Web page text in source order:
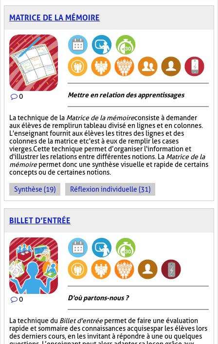
MATRICE DE LA MÉMOIRE
0 Mettre en relation des apprentissages
La technique de la Matrice de la mémoireconsiste à demander
aux élèves de remplir un tableau divisé en lignes et en colonnes.
L'enseignant fournit aux élèves les titres des lignes et des
colonnes de la matrice et c'est à eux de remplir les cases
vierges. Cette technique permet d’organiser l'information et
d'illustrer les relations entre différentes notions. La Matrice de la
mémoirepermet donc une synthèse visuelle et rapide de certains
concepts ou de certaines notions.
Synthèse (19) Réflexion individuelle (31)
BILLET D’ENTRÉE
0 D'où partons-nous ?
La technique du Billet d'entréepermet de faire une évaluation
rapide et sommaire des connaissances acquises par les élèves lors
des derniers cours, en les invitant à répondre à une ou quelques